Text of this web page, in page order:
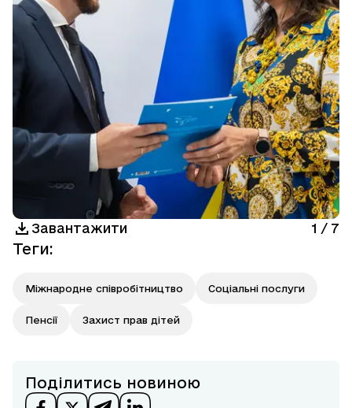
Завантажити 1 / 7
Теги:
Міжнародне співробітництво Соціальні послуги
Пенсії Захист прав дітей
Поділитись новиною